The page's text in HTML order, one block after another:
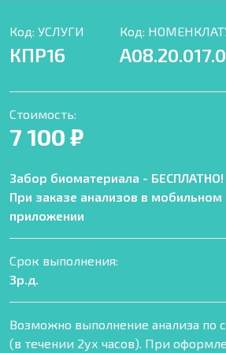
Код: УСЛУГИ
КПР16
Код:
Стоимость:
7 100 ₽
Забор биоматериала - БЕСПЛАТНО!
При заказе анализов в мобильном
приложении
Срок выполнения:
3р.д.
Возможно выполнение анализа по
(в течении 2ух часов). При